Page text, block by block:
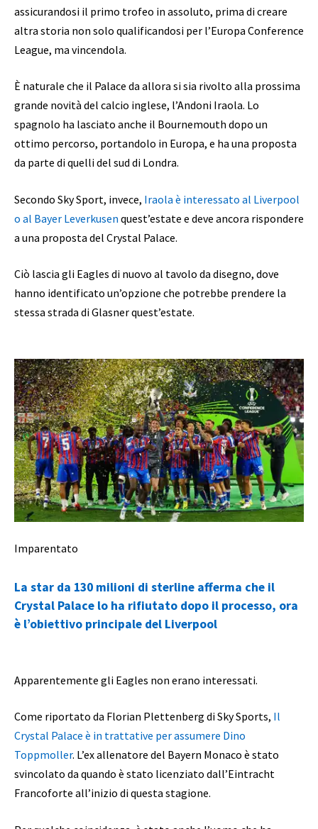
assicurandosi il primo trofeo in assoluto, prima di creare
altra storia non solo qualificandosi per l’Europa Conference
League, ma vincendola.
È naturale che il Palace da allora si sia rivolto alla prossima
grande novità del calcio inglese, l’Andoni Iraola. Lo
spagnolo ha lasciato anche il Bournemouth dopo un
ottimo percorso, portandolo in Europa, e ha una proposta
da parte di quelli del sud di Londra.
Secondo Sky Sport, invece, Iraola è interessato al Liverpool
o al Bayer Leverkusen quest’estate e deve ancora rispondere
a una proposta del Crystal Palace.
Ciò lascia gli Eagles di nuovo al tavolo da disegno, dove
hanno identificato un’opzione che potrebbe prendere la
stessa strada di Glasner quest’estate.
Imparentato
La star da 130 milioni di sterline afferma che il
Crystal Palace lo ha rifiutato dopo il processo, ora
è l’obiettivo principale del Liverpool
Apparentemente gli Eagles non erano interessati.
Come riportato da Florian Plettenberg di Sky Sports, Il
Crystal Palace è in trattative per assumere Dino
Toppmoller. L’ex allenatore del Bayern Monaco è stato
svincolato da quando è stato licenziato dall’Eintracht
Francoforte all’inizio di questa stagione.